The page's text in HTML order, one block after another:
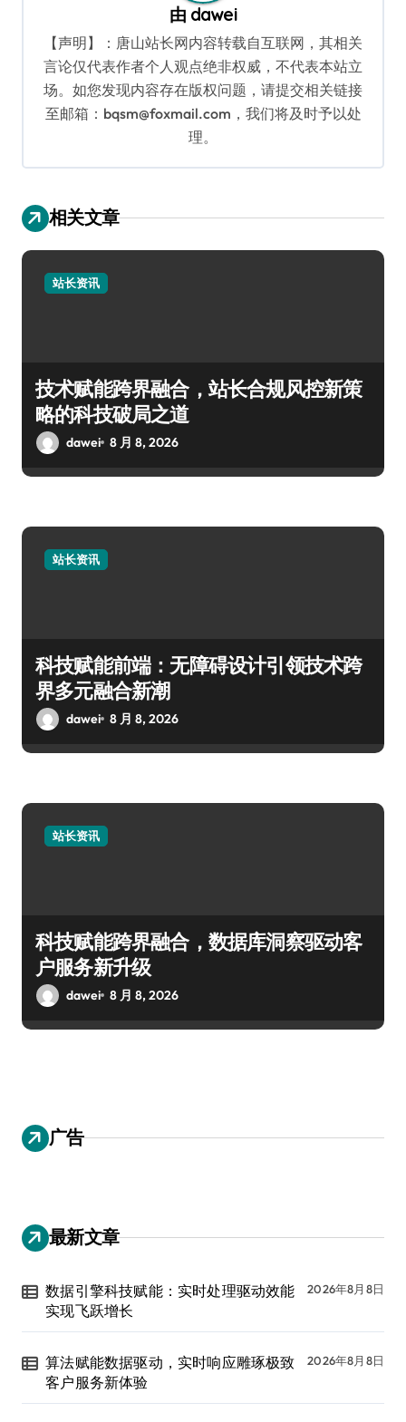
由 dawei
【声明】：唐山站长网内容转载自互联网，其相关
言论仅代表作者个人观点绝非权威，不代表本站立
场。如您发现内容存在版权问题，请提交相关链接
至邮箱：bqsm@foxmail.com，我们将及时予以处
理。
相关文章
站长资讯
技术赋能跨界融合，站长合规风控新策
略的科技破局之道
dawei 8 月 8, 2026
站长资讯
科技赋能前端：无障碍设计引领技术跨
界多元融合新潮
dawei 8 月 8, 2026
站长资讯
科技赋能跨界融合，数据库洞察驱动客
户服务新升级
dawei 8 月 8, 2026
广告
最新文章
数据引擎科技赋能：实时处理驱动效能
实现飞跃增长
2026年8月8日
算法赋能数据驱动，实时响应雕琢极致
客户服务新体验
2026年8月8日